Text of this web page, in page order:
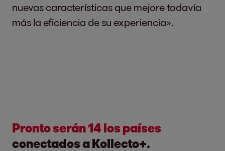
nuevas características que mejore todavía
más la eficiencia de su experiencia».
Pronto serán 14 los países
conectados a Kollecto+.